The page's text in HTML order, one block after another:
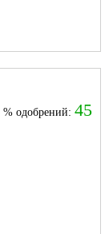
% одобрений: 45